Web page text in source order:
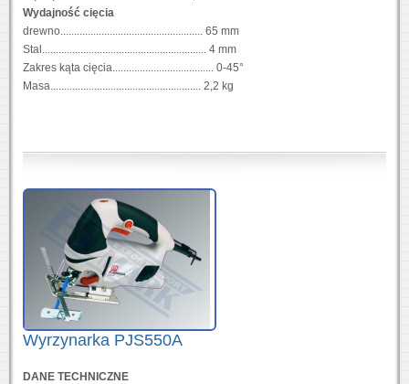
Wydajność cięcia
drewno.................................................... 65 mm
Stal............................................................ 4 mm
Zakres kąta cięcia..................................... 0-45°
Masa....................................................... 2,2 kg
Wyrzynarka PJS550A
DANE TECHNICZNE